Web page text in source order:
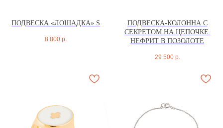
ПОДВЕСКА «ЛОШАДКА» S
8 800 р.
ПОДВЕСКА-КОЛОННА С
СЕКРЕТОМ НА ЦЕПОЧКЕ.
НЕФРИТ В ПОЗОЛОТЕ
29 500 р.